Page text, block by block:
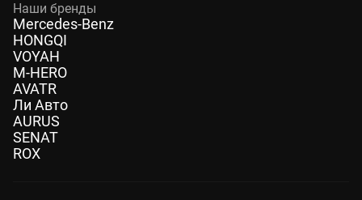
Наши бренды
Mercedes-Benz
HONGQI
VOYAH
M-HERO
AVATR
Ли Авто
AURUS
SENAT
ROX